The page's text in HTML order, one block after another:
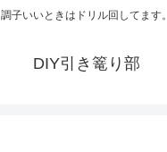
調子いいときはドリル回してます。
DIY引き篭り部